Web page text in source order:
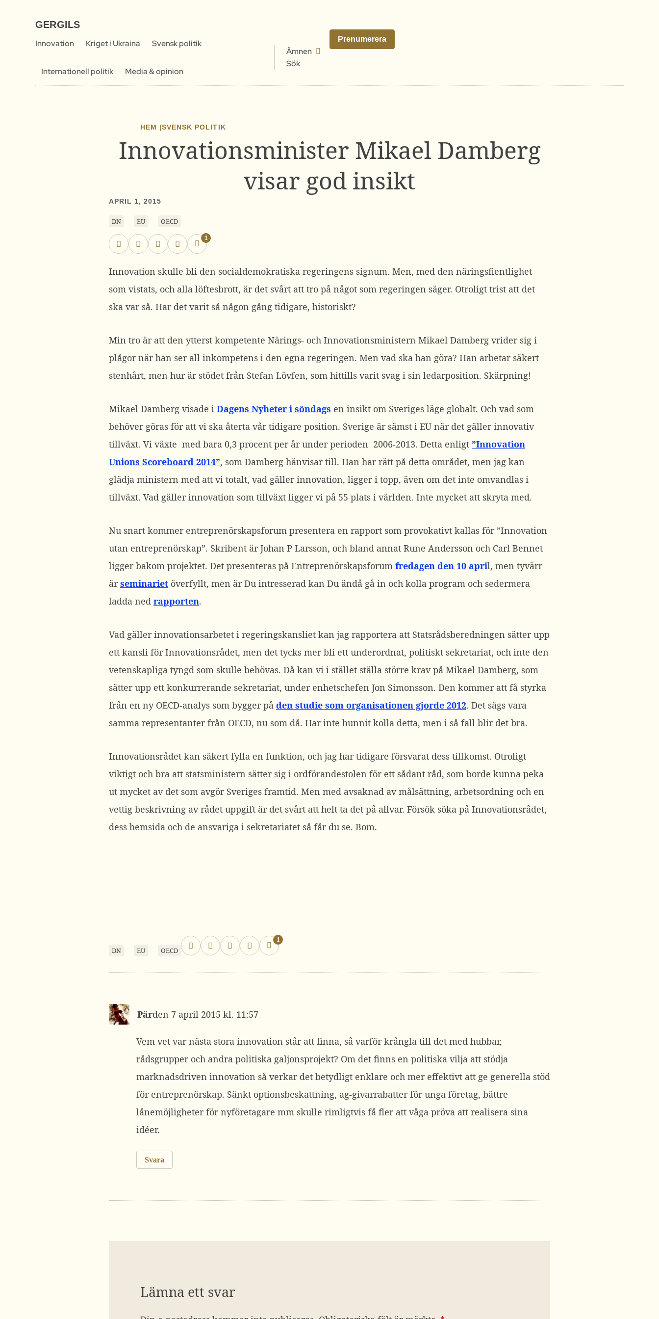
GERGILS
Innovation Kriget i Ukraina Svensk politik
Internationell politik Media & opinion
Ämnen
Sök
Prenumerera
HEM |SVENSK POLITIK
Innovationsminister Mikael Damberg
visar god insikt
APRIL 1, 2015
DN EU OECD
1
Innovation skulle bli den socialdemokratiska regeringens signum. Men, med den näringsfientlighet
som vistats, och alla löftesbrott, är det svårt att tro på något som regeringen säger. Otroligt trist att det
ska var så. Har det varit så någon gång tidigare, historiskt?
Min tro är att den ytterst kompetente Närings- och Innovationsministern Mikael Damberg vrider sig i
plågor när han ser all inkompetens i den egna regeringen. Men vad ska han göra? Han arbetar säkert
stenhårt, men hur är stödet från Stefan Lövfen, som hittills varit svag i sin ledarposition. Skärpning!
Mikael Damberg visade i Dagens Nyheter i söndags en insikt om Sveriges läge globalt. Och vad som
behöver göras för att vi ska återta vår tidigare position. Sverige är sämst i EU när det gäller innovativ
tillväxt. Vi växte med bara 0,3 procent per år under perioden 2006-2013. Detta enligt ”Innovation
Unions Scoreboard 2014”, som Damberg hänvisar till. Han har rätt på detta området, men jag kan
glädja ministern med att vi totalt, vad gäller innovation, ligger i topp, även om det inte omvandlas i
tillväxt. Vad gäller innovation som tillväxt ligger vi på 55 plats i världen. Inte mycket att skryta med.
Nu snart kommer entreprenörskapsforum presentera en rapport som provokativt kallas för ”Innovation
utan entreprenörskap”. Skribent är Johan P Larsson, och bland annat Rune Andersson och Carl Bennet
ligger bakom projektet. Det presenteras på Entreprenörskapsforum fredagen den 10 april, men tyvärr
är seminariet överfyllt, men är Du intresserad kan Du ändå gå in och kolla program och sedermera
ladda ned rapporten.
Vad gäller innovationsarbetet i regeringskansliet kan jag rapportera att Statsrådsberedningen sätter upp
ett kansli för Innovationsrådet, men det tycks mer bli ett underordnat, politiskt sekretariat, och inte den
vetenskapliga tyngd som skulle behövas. Då kan vi i stället ställa större krav på Mikael Damberg, som
sätter upp ett konkurrerande sekretariat, under enhetschefen Jon Simonsson. Den kommer att få styrka
från en ny OECD-analys som bygger på den studie som organisationen gjorde 2012. Det sägs vara
samma representanter från OECD, nu som då. Har inte hunnit kolla detta, men i så fall blir det bra.
Innovationsrådet kan säkert fylla en funktion, och jag har tidigare försvarat dess tillkomst. Otroligt
viktigt och bra att statsministern sätter sig i ordförandestolen för ett sådant råd, som borde kunna peka
ut mycket av det som avgör Sveriges framtid. Men med avsaknad av målsättning, arbetsordning och en
vettig beskrivning av rådet uppgift är det svårt att helt ta det på allvar. Försök söka på Innovationsrådet,
dess hemsida och de ansvariga i sekretariatet så får du se. Bom.
DN EU OECD
1
Pär 7 april 2015 kl. 11:57
Vem vet var nästa stora innovation står att finna, så varför krångla till det med hubbar,
rådsgrupper och andra politiska galjonsprojekt? Om det finns en politiska vilja att stödja
marknadsdriven innovation så verkar det betydligt enklare och mer effektivt att ge generella stöd
för entreprenörskap. Sänkt optionsbeskattning, ag-givarrabatter för unga företag, bättre
lånemöjligheter för nyföretagare mm skulle rimligtvis få fler att våga pröva att realisera sina
idéer.
Svara
Lämna ett svar